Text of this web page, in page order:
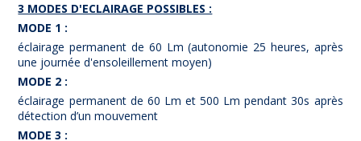
3 MODES D'ECLAIRAGE POSSIBLES :
MODE 1 :
éclairage permanent de 60 Lm (autonomie 25 heures, après
une journée d'ensoleillement moyen)
MODE 2 :
éclairage permanent de 60 Lm et 500 Lm pendant 30s après
détection d’un mouvement
MODE 3 :